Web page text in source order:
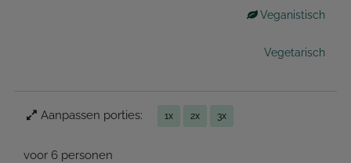
Veganistisch
Vegetarisch
Aanpassen porties: 1x 2x 3x
voor 6 personen